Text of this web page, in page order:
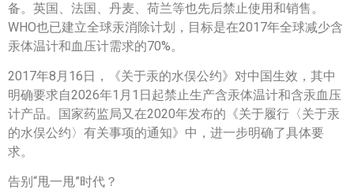
备。英国、法国、丹麦、荷兰等也先后禁止使用和销售。
WHO也已建立全球汞消除计划，目标是在2017年全球减少含
汞体温计和血压计需求的70%。
2017年8月16日，《关于汞的水俣公约》对中国生效，其中
明确要求自2026年1月1日起禁止生产含汞体温计和含汞血压
计产品。国家药监局又在2020年发布的《关于履行〈关于汞
的水俣公约〉有关事项的通知》中，进一步明确了具体要
求。
告别“甩一甩”时代？